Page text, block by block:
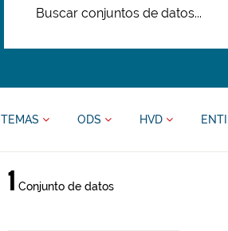
TEMAS ODS HVD
1 Conjunto de datos